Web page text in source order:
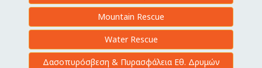
Mountain Rescue
Water Rescue
Δασοπυρόσβεση & Πυρασφάλεια Εθ. Δρυμών